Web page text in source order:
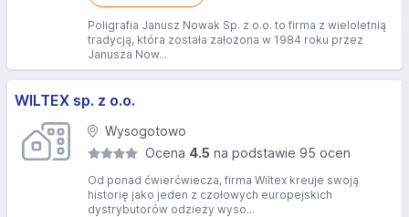
Poligrafia Janusz Nowak Sp. z o.o. to firma z wieloletnią
tradycją, która została założona w 1984 roku przez
Janusza Now...
WILTEX sp. z o.o.
Wysogotowo
Ocena 4.5 na podstawie 95 ocen
Od ponad ćwierćwiecza, firma Wiltex kreuje swoją
historię jako jeden z czołowych europejskich
dystrybutorów odzieży wyso...